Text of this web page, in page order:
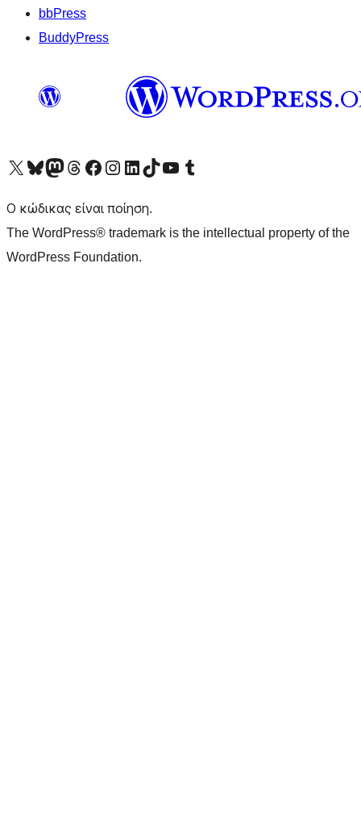
bbPress
BuddyPress
Visit our X (formerly Twitter) account
Visit our Bluesky account
Επισκεφθείτε τον λογαριασμό μας στο Mastodon
Visit our Threads account
Επισκεφτείτε τη σελίδα μας στο Facebook
Επισκεφθείτε τον λογαριασμό μας Instagram
Επισκεφθείτε τον λογαριασμό μας LinkedIn
Visit our TikTok account
Visit our YouTube channel
Visit our Tumblr account
Ο κώδικας είναι ποίηση.
The WordPress® trademark is the intellectual property of the
WordPress Foundation.